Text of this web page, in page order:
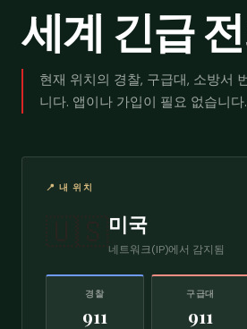
세계 긴급
현재 위치의 경찰, 구급대, 소방서
니다. 앱이나 가입이 필요 없습니다.
📍 내 위치
미국
네트워크(IP)에서 감지됨
경찰
911
구급대
911